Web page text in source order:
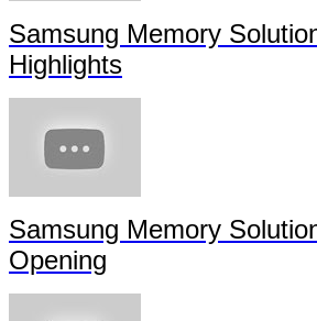
Samsung Memory
Highlights
Samsung Memory
Opening